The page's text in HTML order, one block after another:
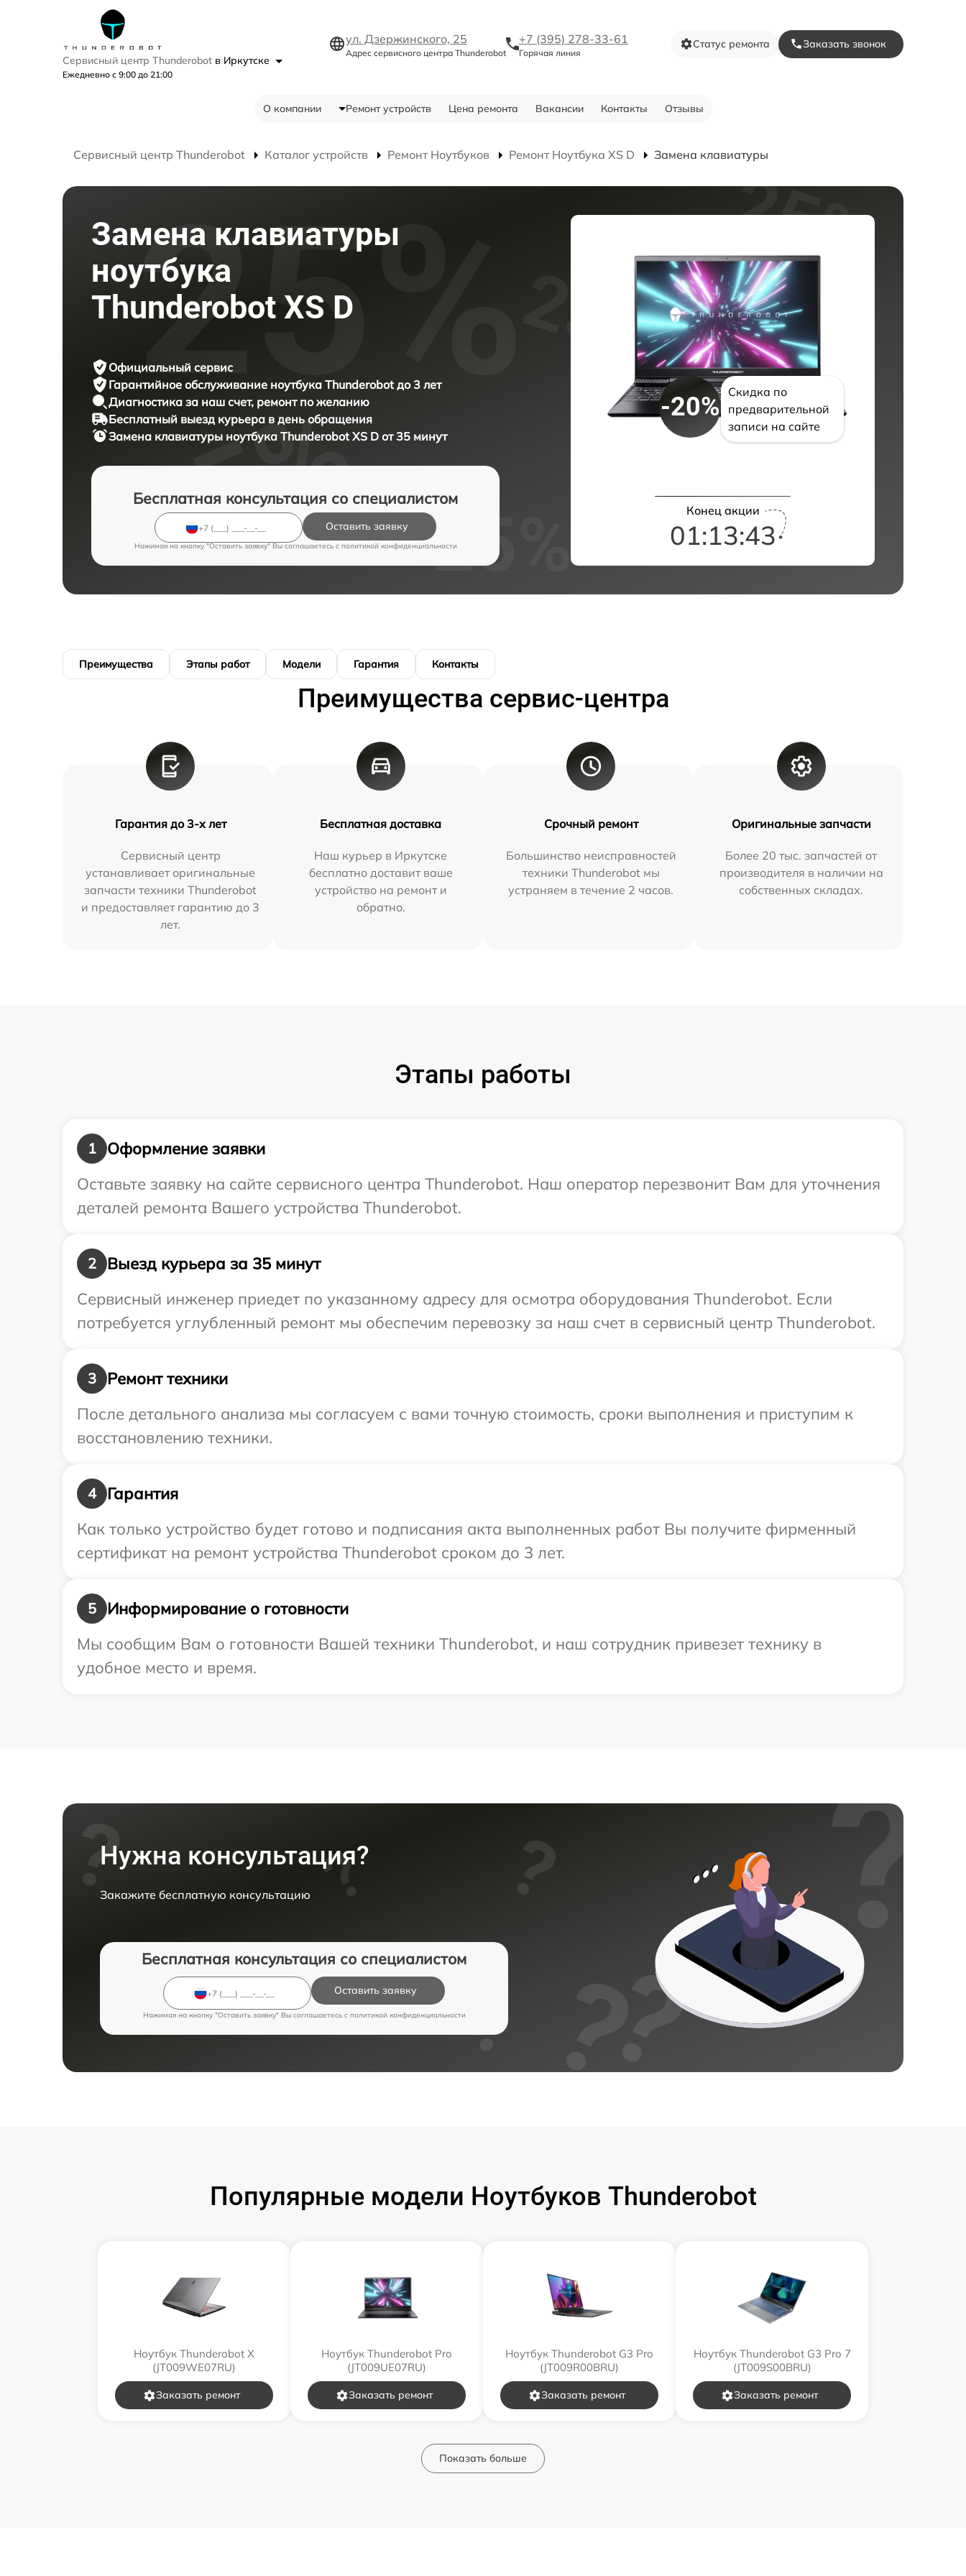
Сервисный центр Thunderobot в Иркутске
Ежедневно с 9:00 до 21:00
ул. Дзержинского, 25
Адрес сервисного центра Thunderobot
+7 (395) 278-33-61
Горячая линия
Статус ремонта Заказать звонок
О компании Ремонт устройств Цена ремонта Вакансии Контакты Отзывы
Сервисный центр Thunderobot Каталог устройств Ремонт Ноутбуков Ремонт Ноутбука XS D Замена клавиатуры
Замена клавиатуры
ноутбука
Thunderobot XS D
Официальный сервис
Гарантийное обслуживание ноутбука Thunderobot до 3 лет
Диагностика за наш счет, ремонт по желанию
Бесплатный выезд курьера в день обращения
Замена клавиатуры ноутбука Thunderobot XS D от 35 минут
Бесплатная консультация со специалистом
Оставить заявку
Нажимая на кнопку "Оставить заявку" Вы соглашаетесь c политикой конфиденциальности
-20%
Скидка по
предварительной
записи на сайте
Конец акции
01:13:42
Преимущества Этапы работ Модели Гарантия Контакты
Преимущества сервис-центра
Гарантия до 3-х лет
Сервисный центр
устанавливает оригинальные
запчасти техники Thunderobot
и предоставляет гарантию до 3
лет.
Бесплатная доставка
Наш курьер в Иркутске
бесплатно доставит ваше
устройство на ремонт и
обратно.
Срочный ремонт
Большинство неисправностей
техники Thunderobot мы
устраняем в течение 2 часов.
Оригинальные запчасти
Более 20 тыс. запчастей от
производителя в наличии на
собственных складах.
Этапы работы
1
Оформление заявки
Оставьте заявку на сайте сервисного центра Thunderobot. Наш оператор перезвонит Вам для уточнения
деталей ремонта Вашего устройства Thunderobot.
2
Выезд курьера за 35 минут
Сервисный инженер приедет по указанному адресу для осмотра оборудования Thunderobot. Если
потребуется углубленный ремонт мы обеспечим перевозку за наш счет в сервисный центр Thunderobot.
3
Ремонт техники
После детального анализа мы согласуем с вами точную стоимость, сроки выполнения и приступим к
восстановлению техники.
4
Гарантия
Как только устройство будет готово и подписания акта выполненных работ Вы получите фирменный
сертификат на ремонт устройства Thunderobot сроком до 3 лет.
5
Информирование о готовности
Мы сообщим Вам о готовности Вашей техники Thunderobot, и наш сотрудник привезет технику в
удобное место и время.
Нужна консультация?
Закажите бесплатную консультацию
Бесплатная консультация со специалистом
Оставить заявку
Нажимая на кнопку "Оставить заявку" Вы соглашаетесь c политикой конфиденциальности
Популярные модели Ноутбуков Thunderobot
Ноутбук Thunderobot X
(JT009WE07RU)
Заказать ремонт
Ноутбук Thunderobot Pro
(JT009UE07RU)
Заказать ремонт
Ноутбук Thunderobot G3 Pro
(JT009R00BRU)
Заказать ремонт
Ноутбук Thunderobot G3 Pro 7
(JT009S00BRU)
Заказать ремонт
Показать больше